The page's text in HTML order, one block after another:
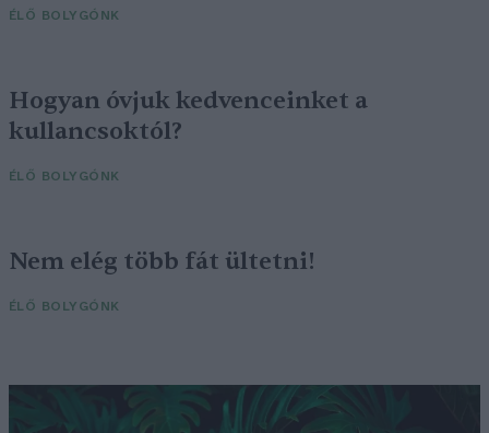
ÉLŐ BOLYGÓNK
Hogyan óvjuk kedvenceinket a
kullancsoktól?
ÉLŐ BOLYGÓNK
Nem elég több fát ültetni!
ÉLŐ BOLYGÓNK